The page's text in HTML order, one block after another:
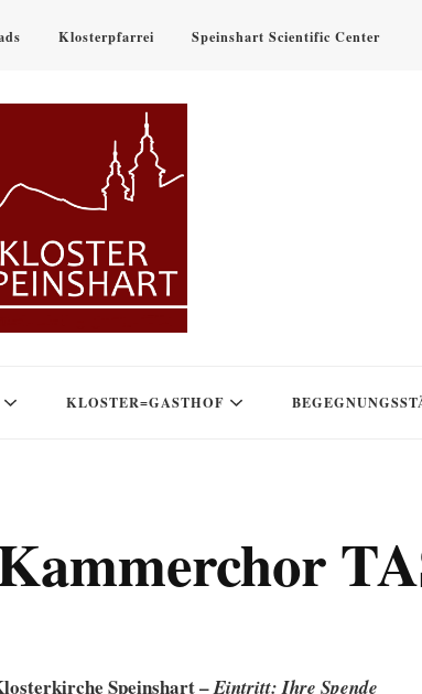
Klosterpfarrei Speinshart Scientific Center
KLOSTER=GASTHOF
Speinshart –Eintritt: Ihre Spende